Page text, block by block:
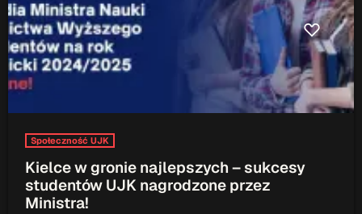
Społeczność UJK
Kielce w gronie najlepszych – sukcesy
studentów UJK nagrodzone przez
Ministra!